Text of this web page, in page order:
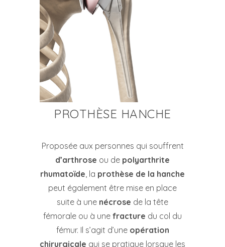
PROTHÈSE HANCHE
Proposée aux personnes qui souffrent
d’arthrose ou de polyarthrite
rhumatoïde, la prothèse de la hanche
peut également être mise en place
suite à une nécrose de la tête
fémorale ou à une fracture du col du
fémur. Il s’agit d’une opération
chirurgicale qui se pratique lorsque les